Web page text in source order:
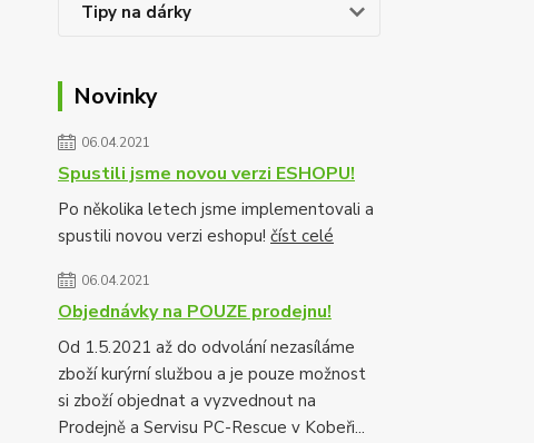
Tipy na dárky
Novinky
06.04.2021
Spustili jsme novou verzi ESHOPU!
Po několika letech jsme implementovali a
spustili novou verzi eshopu! číst celé
06.04.2021
Objednávky na POUZE prodejnu!
Od 1.5.2021 až do odvolání nezasíláme
zboží kurýrní službou a je pouze možnost
si zboží objednat a vyzvednout na
Prodejně a Servisu PC-Rescue v Kobeři...